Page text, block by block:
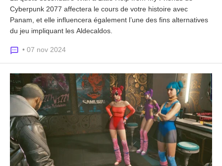
Cyberpunk 2077 affectera le cours de votre histoire avec
Panam, et elle influencera également l’une des fins alternatives
du jeu impliquant les Aldecaldos.
• 07 nov 2024